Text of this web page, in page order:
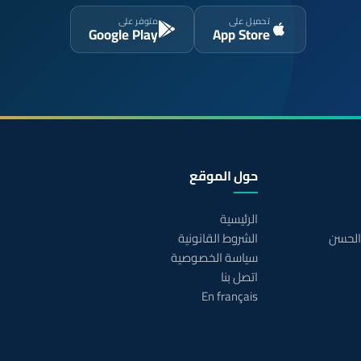
تحميل على
App Store
متوفر على
Google Play
حول الموقع
الرئيسية
الشروط القانونية
سياسة الخصوصية
اتصل بنا
En français